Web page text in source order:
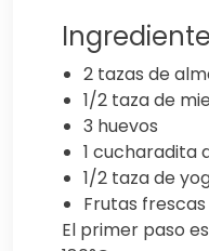
2 tazas de
1/2 taza de
3 huevos
1 cucharadita
1/2 taza de
Frutas
El primer paso